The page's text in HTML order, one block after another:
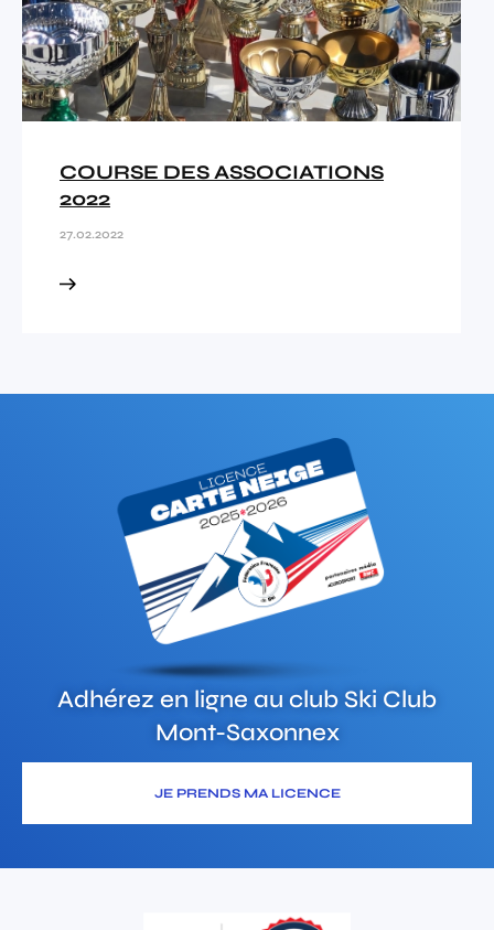
COURSE DES ASSOCIATIONS
2022
27.02.2022
Adhérez en ligne au clubSki Club
Mont-Saxonnex
JE PRENDS MA LICENCE